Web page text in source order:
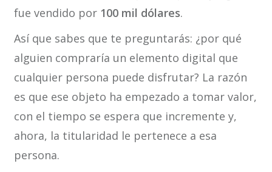
fue vendido por 100 mil dólares.
Así que sabes que te preguntarás: ¿por qué
alguien compraría un elemento digital que
cualquier persona puede disfrutar? La razón
es que ese objeto ha empezado a tomar valor,
con el tiempo se espera que incremente y,
ahora, la titularidad le pertenece a esa
persona.